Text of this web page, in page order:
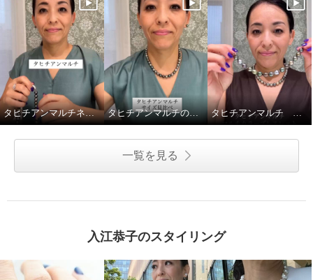
タヒチアンマルチネックレス留め金ご紹介 タヒチアンマルチのネックレス2種、重ねてみました タヒチアンマルチ マルチカラーブレスレットの着脱動画です
一覧を見る
入江恭子のスタイリング